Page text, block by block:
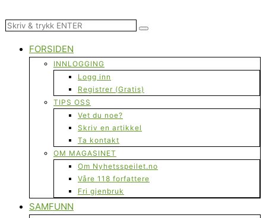
FORSIDEN
INNLOGGING
Logg inn
Registrer (Gratis)
TIPS OSS
Vet du noe?
Skriv en artikkel
Ta kontakt
OM MAGASINET
Om Nyhetsspeilet.no
Våre 118 forfattere
Fri gjenbruk
SAMFUNN